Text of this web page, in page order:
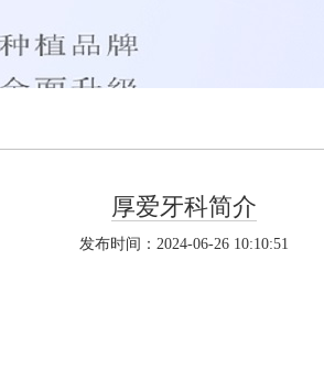
厚爱牙科简介
发布时间：2024-06-26 10:10:51